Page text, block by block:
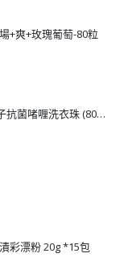
+爽+玫瑰葡萄-80粒
[J111043] 日本BON BON銀離子抗菌啫喱洗衣珠 (80粒)
彩漂粉 20g *15包